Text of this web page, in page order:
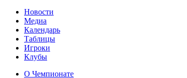
Новости
Медиа
Календарь
Таблицы
Игроки
Клубы
О Чемпионате